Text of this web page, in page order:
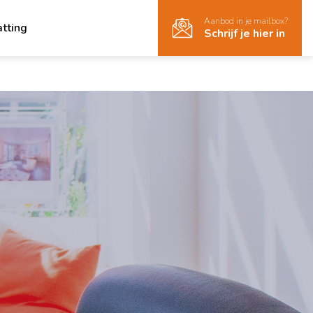
Aanbod in je mailbox?
Schrijf je hier in